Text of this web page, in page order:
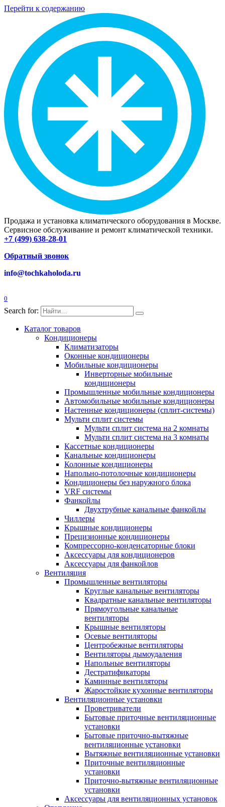
Перейти к содержанию
Продажа и установка климатического оборудования в Москве.
Сервисное обслуживание и ремонт климатической техники.
+7 (499) 638-28-01
Обратный звонок
info@tochkaholoda.ru
0
Search for:
Каталог товаров
Кондиционеры
Климатизаторы
Оконные кондиционеры
Мобильные кондиционеры
Инверторные мобильные
кондиционеры
Промышленные мобильные кондиционеры
Автомобильные мобильные кондиционеры
Настенные кондиционеры (сплит-системы)
Мульти сплит системы
Мульти сплит система на 2 комнаты
Мульти сплит система на 3 комнаты
Кассетные кондиционеры
Канальные кондиционеры
Колонные кондиционеры
Напольно-потолочные кондиционеры
Кондиционеры без наружного блока
VRF системы
Фанкойлы
Двухтрубные канальные фанкойлы
Чиллеры
Крышные кондиционеры
Прецизионные кондиционеры
Компрессорно-конденсаторные блоки
Аксессуары для кондиционеров
Аксессуары для фанкойлов
Вентиляция
Промышленные вентиляторы
Круглые канальные вентиляторы
Квадратные канальные вентиляторы
Прямоугольные канальные
вентиляторы
Крышные вентиляторы
Осевые вентиляторы
Центробежные вентиляторы
Вентиляторы дымоудаления
Напольные вентиляторы
Дестратификаторы
Каминные вентиляторы
Жаростойкие кухонные вентиляторы
Вентиляционные установки
Проветриватели
Бытовые приточные вентиляционные
установки
Бытовые приточно-вытяжные
вентиляционные установки
Вытяжные вентиляционные установки
Приточные вентиляционные
установки
Приточно-вытяжные вентиляционные
установки
Аксессуары для вентиляционных установок